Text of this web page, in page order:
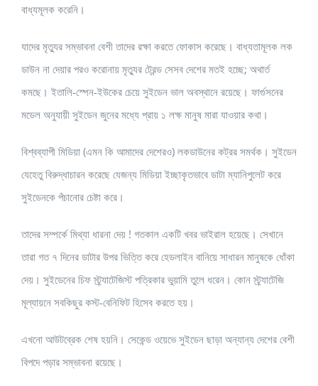
বাধ্যমূলক করেনি।
যাদের মৃত্যুর সম্ভাবনা বেশী তাদের রক্ষা করতে ফোকাস করেছে। বাধ্যতামূলক লক
ডাউন না দেয়ার পরও করোনায় মৃত্যুর ট্রেন্ড সেসব দেশের মতই হচ্ছে; অথার্ত
কমছে। ইতালি-স্পেন-ইউকের চেয়ে সুইডেন ভাল অবস্থানে রয়েছে। ফার্গুসনের
মডেল অনুযায়ী সুইডেন জুনের মধ্যে প্রায় ১ লক্ষ মানুষ মারা যাওয়ার কথা।
বিশ্বব্যাপী মিডিয়া (এমন কি আমাদের দেশেরও) লকডাউনের কট্রর সমর্থক। সুইডেন
যেহেতু বিরুদ্ধাচারন করেছে যেজন্য মিডিয়া ইচ্ছাকৃতভাবে ডাটা ম্যানিপুলেট করে
সুইডেনকে পঁচানোর চেষ্টা করে।
তাদের সম্পর্কে মিথ্যা ধারনা দেয় ! গতকাল একটি খবর ভাইরাল হয়েছে। সেখানে
তারা গত ৭ দিনের ডাটার উপর ভিত্তি করে হেডলাইন বানিয়ে সাধারন মানুষকে ধোঁকা
দেয়। সুইডেনের চিফ স্ট্র্যাটেজিস্ট পত্রিকার ভুয়ামি তুলে ধরেন। কোন স্ট্র্যাটেজি
মূল্যায়নে সবকিছুর কস্ট-বেনিফিট হিসেব করতে হয়।
এখনো আউটব্রেক শেষ হয়নি। সেকেন্ড ওয়েভে সুইডেন ছাড়া অন্যান্য দেশের বেশী
বিপদে পড়ার সম্ভাবনা রয়েছে।